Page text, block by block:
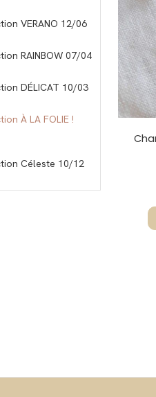
VERANO 12/06
RAINBOW 07/04
DÉLICAT 10/03
À LA FOLIE !
Céleste 10/12